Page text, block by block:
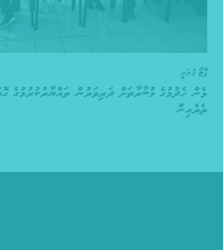
ފޮޓޯ ގެލަރީ
ޅެން ހެދުމުގެ މުބާރާތަށް ދަރިވަރުން ތައްޔާރުކުރުމުގެ
ތެރެއިން